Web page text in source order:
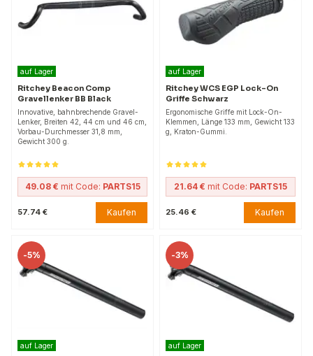
auf Lager
Ritchey Beacon Comp
Gravellenker BB Black
Innovative, bahnbrechende Gravel-
Lenker, Breiten 42, 44 cm und 46 cm,
Vorbau-Durchmesser 31,8 mm,
Gewicht 300 g.
49.08 € mit Code: PARTS15
57.74 € Kaufen
auf Lager
Ritchey WCS EGP Lock-On
Griffe Schwarz
Ergonomische Griffe mit Lock-On-
Klemmen, Länge 133 mm, Gewicht 133
g, Kraton-Gummi.
21.64 € mit Code: PARTS15
25.46 € Kaufen
-5%
auf Lager
-3%
auf Lager